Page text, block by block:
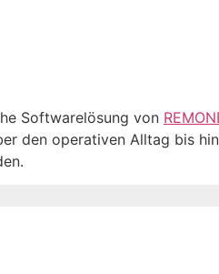
Softwarelösung von
den operativen Alltag bis